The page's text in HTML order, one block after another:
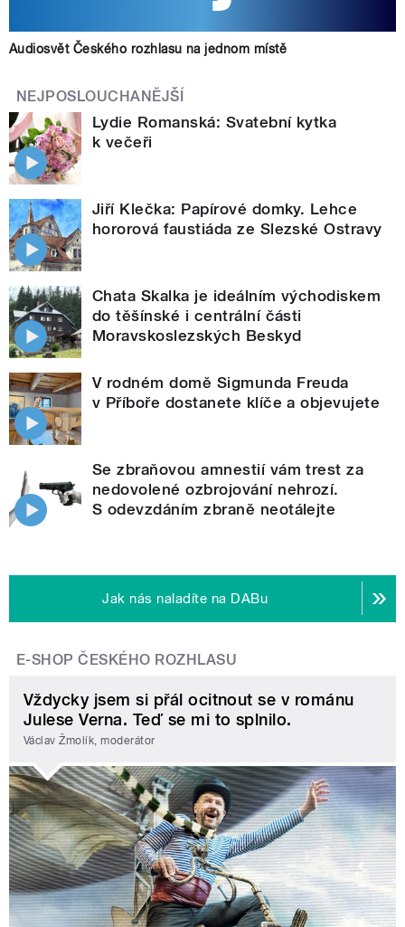
Audiosvět Českého rozhlasu na jednom místě
NEJPOSLOUCHANĚJŠÍ
Lydie Romanská: Svatební kytka
k večeři
Jiří Klečka: Papírové domky. Lehce
hororová faustiáda ze Slezské Ostravy
Chata Skalka je ideálním východiskem
do těšínské i centrální části
Moravskoslezských Beskyd
V rodném domě Sigmunda Freuda
v Příboře dostanete klíče a objevujete
Se zbraňovou amnestií vám trest za
nedovolené ozbrojování nehrozí.
S odevzdáním zbraně neotálejte
Jak nás naladíte na DABu
E-SHOP ČESKÉHO ROZHLASU
Vždycky jsem si přál ocitnout se v románu
Julese Verna. Teď se mi to splnilo.
Václav Žmolík, moderátor